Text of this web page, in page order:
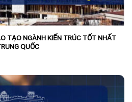
TẠO NGÀNH KIẾN TRÚC TỐT NHẤT
QUỐC